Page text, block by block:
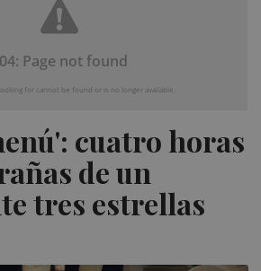
cuatro horas
de un
tres estrellas